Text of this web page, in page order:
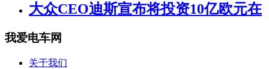
大众CEO迪斯宣布将投资10亿欧元在
我爱电车网
关于我们